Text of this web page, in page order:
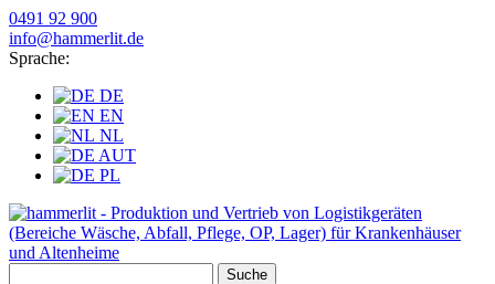
0491 92 900
info@hammerlit.de
Sprache:
DE
EN
NL
AUT
PL
Suche